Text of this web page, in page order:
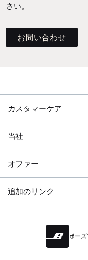
さい。
お問い合わせ
カスタマーケア
当社
オファー
追加のリンク
ボーズ